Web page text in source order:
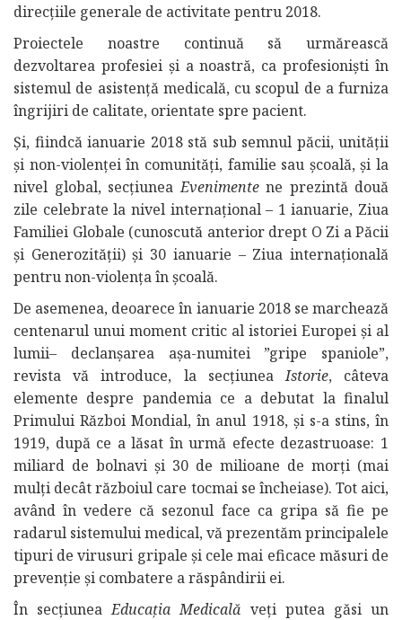
direcţiile generale de activitate pentru 2018.
Proiectele noastre continuă să urmărească
dezvoltarea profesiei şi a noastră, ca profesionişti în
sistemul de asistenţă medicală, cu scopul de a furniza
îngrijiri de calitate, orientate spre pacient.
Şi, fiindcă ianuarie 2018 stă sub semnul păcii, unității
şi non-violenţei în comunităţi, familie sau şcoală, şi la
nivel global, secţiuneaEvenimente ne prezintă două
zile celebrate la nivel internaţional – 1 ianuarie, Ziua
Familiei Globale (cunoscută anterior drept O Zi a Păcii
şi Generozităţii) şi 30 ianuarie – Ziua internaţională
pentru non-violenţa în şcoală.
De asemenea, deoarece în ianuarie 2018 se marchează
centenarul unui moment critic al istoriei Europei și al
lumii– declanșarea așa-numitei ”gripe spaniole”,
revista vă introduce, la secţiuneaIstorie, câteva
elemente despre pandemia ce a debutat la finalul
Primului Război Mondial, în anul 1918, și s-a stins, în
1919, după ce a lăsat în urmă efecte dezastruoase: 1
miliard de bolnavi și 30 de milioane de morți (mai
mulți decât războiul care tocmai se încheiase). Tot aici,
având în vedere că sezonul face ca gripa să fie pe
radarul sistemului medical, vă prezentăm principalele
tipuri de virusuri gripale şi cele mai eficace măsuri de
prevenţie şi combatere a răspândirii ei.
În secţiuneaEducaţia Medicală veţi putea găsi un